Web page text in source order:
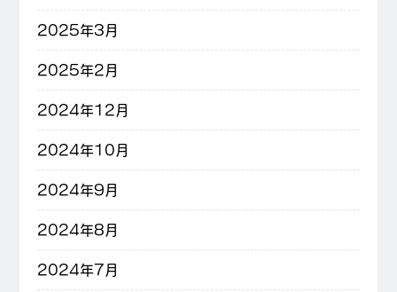
2025年3月
2025年2月
2024年12月
2024年10月
2024年9月
2024年8月
2024年7月